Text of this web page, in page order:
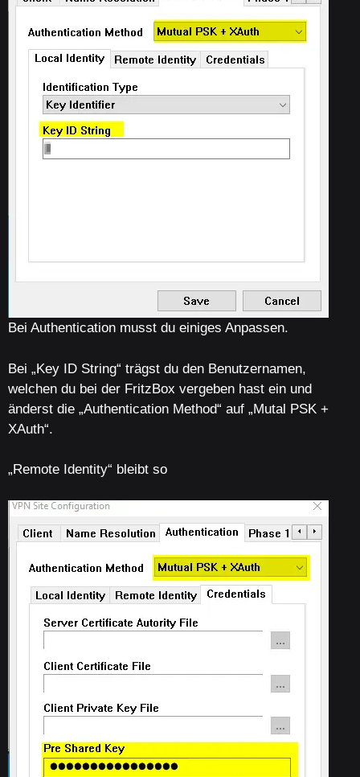
Bei Authentication musst du einiges Anpassen.
Bei „Key ID String“ trägst du den Benutzernamen,
welchen du bei der FritzBox vergeben hast ein und
änderst die „Authentication Method“ auf „Mutal PSK +
XAuth“.
„Remote Identity“ bleibt so